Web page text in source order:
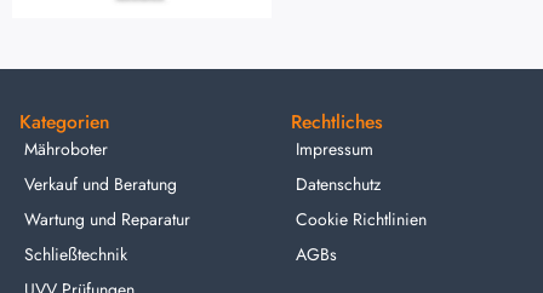
Kategorien
Mähroboter
Verkauf und Beratung
Wartung und Reparatur
Schließtechnik
Rechtliches
Impressum
Datenschutz
Cookie Richtlinien
AGBs